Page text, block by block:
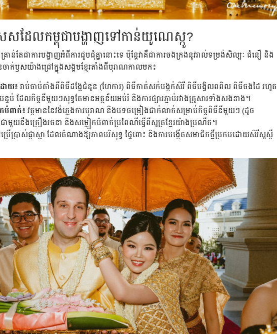
សដែលកម្ពុជាបង្ហាញទៅកាន់យូណេស្កូ?
រាន់តែជាការបង្ហាញអំពីការជួបជុំគ្នានោះទេ ប៉ុន្តែវាគឺជាការចងក្រងនូវរាល់ទម្រង់សិល្បៈ ជំនឿ និង
ាក់ឫសយ៉ាងជ្រៅក្នុងសង្គមខ្មែរតាំងពីបុរាណកាលមក៖
ោយ៖ រាប់ចាប់តាំងពីពិធីដង្ហែជំនូន (ហែការ) ពិធីកាត់សក់បង្កក់សិរី ពិធីបង្វិលពពិល ពិធីចងដៃ រហូត
ដែលកិច្ចនីមួយៗសុទ្ធតែមានអត្ថន័យអប់រំ និងការផ្សារភ្ជាប់រវាងគ្រួសារទាំងសងខាង។
បំពាក់៖ វត្តមាននៃវង់ភ្លេងការបុរាណ និងបទចម្រៀងជាក់លាក់សម្រាប់កិច្ចពិធីនីមួយៗ (ដូច
ជាមួយនឹងគ្រឿងរចនា និងសម្លៀកបំពាក់ប្រពៃណីធ្វើពីសូត្រខ្មែរយ៉ាងប្រណីត។
ប្រើប្រាស់ផ្កាស្លា ដែលតំណាងឱ្យភាពបរិសុទ្ធ ផ្ទៃពោះ និងការបង្កើតសមាជិកថ្មីប្រកបដោយសិរីសួស្តី